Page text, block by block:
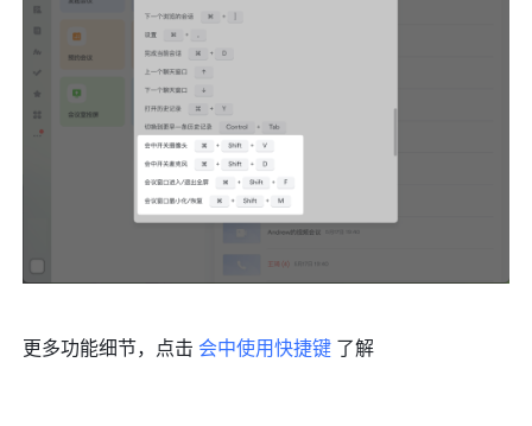
更多功能细节，点击 会中使用快捷键 了解